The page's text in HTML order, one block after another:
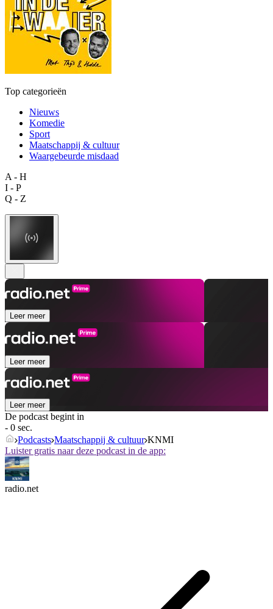
Top categorieën
Nieuws
Komedie
Sport
Maatschappij & cultuur
Waargebeurde misdaad
A - H
I - P
Q - Z
Leer meer
Leer meer
Leer meer
De podcast begint in
- 0 sec.
Podcasts Maatschappij & cultuur KNMI
Luister gratis naar deze podcast in de app:
radio.net